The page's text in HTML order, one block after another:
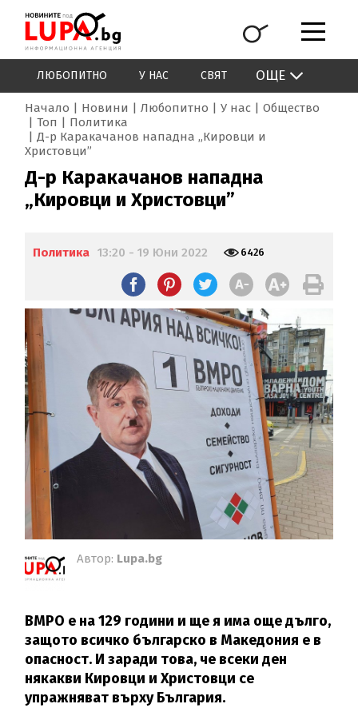
ЛЮБОПИТНО У НАС СВЯТ ОЩЕ
Начало Новини Любопитно У нас
Общество
Топ
Политика
Д-р Каракачанов нападна „Кировци и
Христовци”
Д-р Каракачанов нападна
„Кировци и Христовци”
Политика 13:20 - 19 Юни 2022 6426
Автор: Lupa.bg
ВМРО е на 129 години и ще я има още дълго,
защото всичко българско в Македония е в
опасност. И заради това, че всеки ден
някакви Кировци и Христовци се
упражняват върху България.